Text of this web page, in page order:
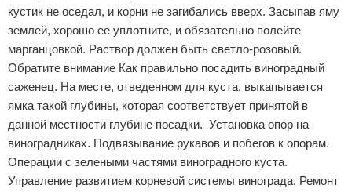
кустик не оседал, и корни не загибались вверх. Засыпав яму
землей, хорошо ее уплотните, и обязательно полейте
марганцовкой. Раствор должен быть светло-розовый.
Обратите внимание Как правильно посадить виноградный
саженец. На месте, отведенном для куста, выкапывается
ямка такой глубины, которая соответствует принятой в
данной местности глубине посадки. Установка опор на
виноградниках. Подвязывание рукавов и побегов к опорам.
Операции с зелеными частями виноградного куста.
Управление развитием корневой системы винограда. Ремонт